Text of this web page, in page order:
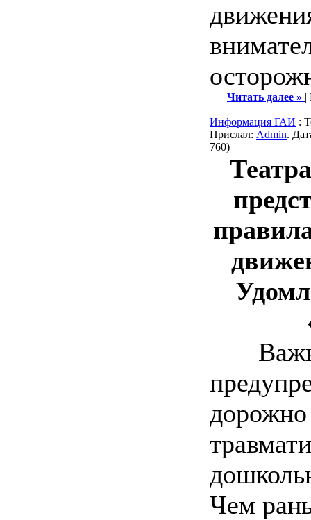
Читать далее » |
Информация ГАИ :
Прислал: Admin.
760)
дорожно
Чем